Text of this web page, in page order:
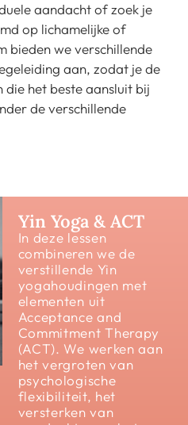
aandacht of zoek je
op lichamelijke of
bieden we verschillende
aan, zodat je de
die het beste aansluit bij
de verschillende
Yin Yoga & ACT
In deze lessen
combineren we de
verstillende Yin
yogahoudingen met
elementen uit
Acceptance and
Commitment Therapy
(ACT). We werken aan
het vergroten van
psychologische
flexibiliteit, het
versterken van